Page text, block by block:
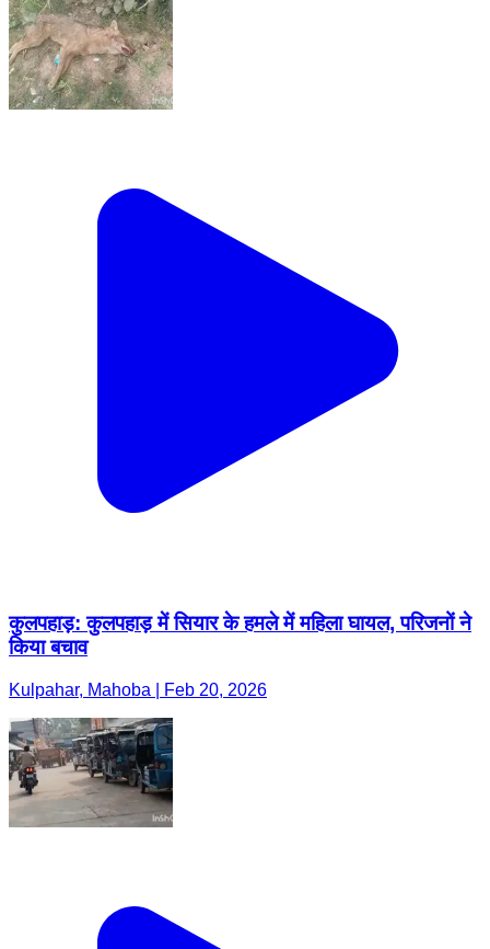
कुलपहाड़: कुलपहाड़ में सियार के हमले में महिला घायल, परिजनों ने
किया बचाव
Kulpahar, Mahoba | Feb 20, 2026